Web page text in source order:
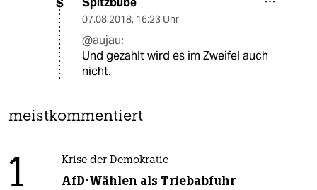
07.08.2018, 16:23 Uhr
@aujau:
Und gezahlt wird es im Zweifel auch
nicht.
meistkommentiert
1 Krise der Demokratie
AfD-Wählen als Triebabfuhr